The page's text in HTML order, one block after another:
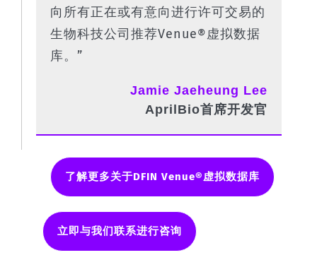
向所有正在或有意向进行许可交易的
生物科技公司推荐Venue®虚拟数据
库。”
Jamie Jaeheung Lee
AprilBio首席开发官
了解更多关于DFIN Venue®虚拟数据库
立即与我们联系进行咨询